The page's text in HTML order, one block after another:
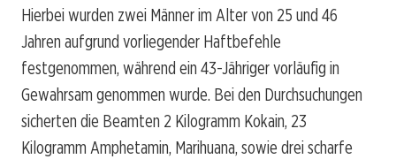
Hierbei wurden zwei Männer im Alter von 25 und 46
Jahren aufgrund vorliegender Haftbefehle
festgenommen, während ein 43-Jähriger vorläufig in
Gewahrsam genommen wurde. Bei den Durchsuchungen
sicherten die Beamten 2 Kilogramm Kokain, 23
Kilogramm Amphetamin, Marihuana, sowie drei scharfe